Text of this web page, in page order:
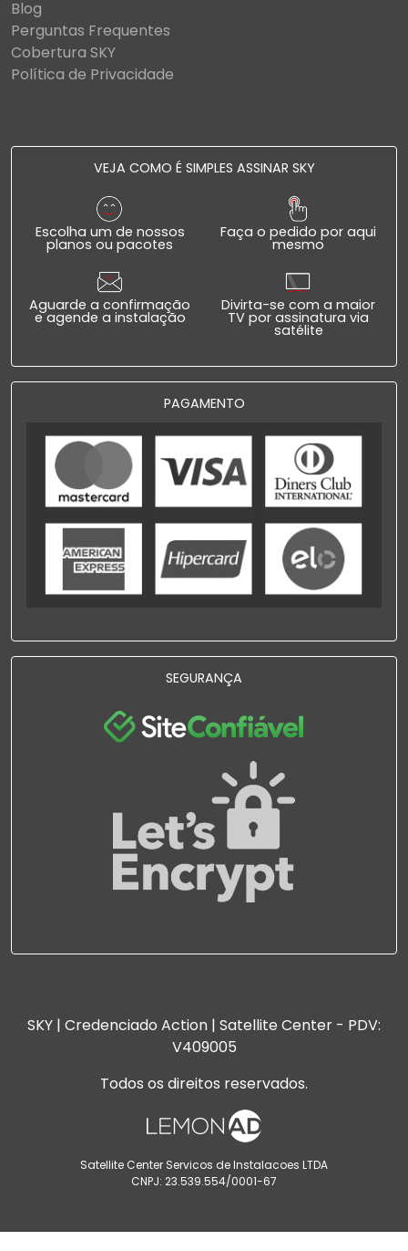
Blog
Perguntas Frequentes
Cobertura SKY
Política de Privacidade
VEJA COMO É SIMPLES ASSINAR SKY
Escolha um de nossos
planos ou pacotes
Faça o pedido por aqui
mesmo
Aguarde a confirmação
e agende a instalação
Divirta-se com a maior
TV por assinatura via
satélite
PAGAMENTO
SEGURANÇA
SKY | Credenciado Action | Satellite Center - PDV:
V409005
Todos os direitos reservados.
Satellite Center Servicos de Instalacoes LTDA
CNPJ: 23.539.554/0001-67